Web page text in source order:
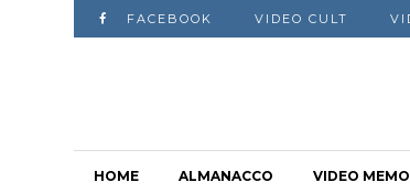
FACEBOOK VIDEO CULT
HOME ALMANACCO VIDEO